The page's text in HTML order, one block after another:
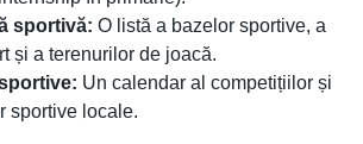
sportivă: O listă a bazelor sportive, a
și a terenurilor de joacă.
Un calendar al competițiilor și
sportive locale.